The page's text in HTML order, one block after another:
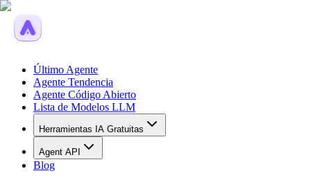
Último Agente
Agente Tendencia
Agente Código Abierto
Lista de Modelos LLM
Herramientas IA Gratuitas
Agent API
Blog